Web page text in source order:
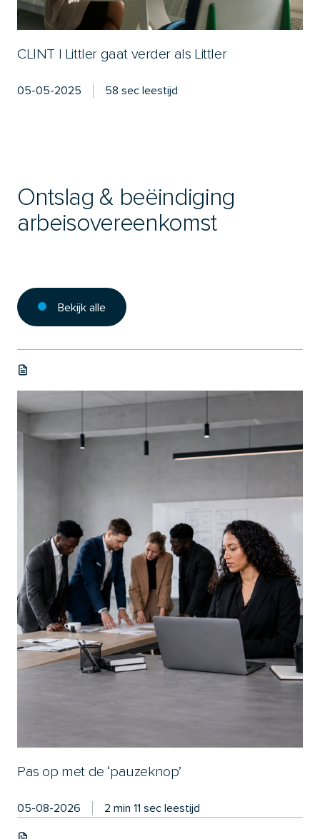
CLINT | Littler gaat verder als Littler
05-05-2025 58 sec leestijd
Ontslag & beëindiging
arbeisovereenkomst
Bekijk alle
Pas op met de ‘pauzeknop’
05-08-2026 2 min 11 sec leestijd